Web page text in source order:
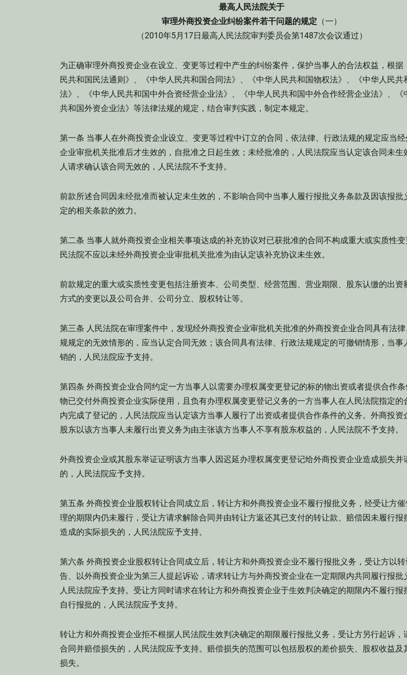
最高人民法院关于
审理外商投资企业纠纷案件若干问题的规定 （一）
（2010年5月17日最高人民法院审判委员会第1487次会议通过）
为正确审理外商投资企业在设立、变更等过程中产生的纠纷案件，保护当事人的合法权益，根据
民共和国民法通则》、《中华人民共和国合同法》、《中华人民共和国物权法》、《中华人民共
法》、《中华人民共和国中外合资经营企业法》、《中华人民共和国中外合作经营企业法》、《
共和国外资企业法》等法律法规的规定，结合审判实践，制定本规定。
第一条 当事人在外商投资企业设立、变更等过程中订立的合同，依法律、行政法规的规定应当
企业审批机关批准后才生效的，自批准之日起生效；未经批准的，人民法院应当认定该合同未生
人请求确认该合同无效的，人民法院不予支持。
前款所述合同因未经批准而被认定未生效的，不影响合同中当事人履行报批义务条款及因该报批
定的相关条款的效力。
第二条 当事人就外商投资企业相关事项达成的补充协议对已获批准的合同不构成重大或实质性变
民法院不应以未经外商投资企业审批机关批准为由认定该补充协议未生效。
前款规定的重大或实质性变更包括注册资本、公司类型、经营范围、营业期限、股东认缴的出资
方式的变更以及公司合并、公司分立、股权转让等。
第三条 人民法院在审理案件中，发现经外商投资企业审批机关批准的外商投资企业合同具有法
规规定的无效情形的，应当认定合同无效；该合同具有法律、行政法规规定的可撤销情形，当事
销的，人民法院应予支持。
第四条 外商投资企业合同约定一方当事人以需要办理权属变更登记的标的物出资或者提供合作
物已交付外商投资企业实际使用，且负有办理权属变更登记义务的一方当事人在人民法院指定的
内完成了登记的，人民法院应当认定该方当事人履行了出资或者提供合作条件的义务。外商投资
股东以该方当事人未履行出资义务为由主张该方当事人不享有股东权益的，人民法院不予支持。
外商投资企业或其股东举证证明该方当事人因迟延办理权属变更登记给外商投资企业造成损失并
的，人民法院应予支持。
第五条 外商投资企业股权转让合同成立后，转让方和外商投资企业不履行报批义务，经受让方
理的期限内仍未履行，受让方请求解除合同并由转让方返还其已支付的转让款、赔偿因未履行报
造成的实际损失的，人民法院应予支持。
第六条 外商投资企业股权转让合同成立后，转让方和外商投资企业不履行报批义务，受让方以
告、以外商投资企业为第三人提起诉讼，请求转让方与外商投资企业在一定期限内共同履行报批
人民法院应予支持。受让方同时请求在转让方和外商投资企业于生效判决确定的期限内不履行报
自行报批的，人民法院应予支持。
转让方和外商投资企业拒不根据人民法院生效判决确定的期限履行报批义务，受让方另行起诉，
合同并赔偿损失的，人民法院应予支持。赔偿损失的范围可以包括股权的差价损失、股权收益及
损失。